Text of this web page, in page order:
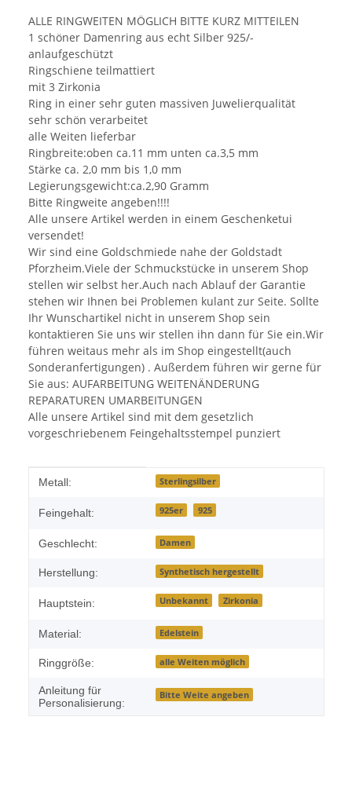
ALLE RINGWEITEN MÖGLICH BITTE KURZ MITTEILEN
1 schöner Damenring aus echt Silber 925/-
anlaufgeschützt
Ringschiene teilmattiert
mit 3 Zirkonia
Ring in einer sehr guten massiven Juwelierqualität
sehr schön verarbeitet
alle Weiten lieferbar
Ringbreite:oben ca.11 mm unten ca.3,5 mm
Stärke ca. 2,0 mm bis 1,0 mm
Legierungsgewicht:ca.2,90 Gramm
Bitte Ringweite angeben!!!!
Alle unsere Artikel werden in einem Geschenketui
versendet!
Wir sind eine Goldschmiede nahe der Goldstadt
Pforzheim.Viele der Schmuckstücke in unserem Shop
stellen wir selbst her.Auch nach Ablauf der Garantie
stehen wir Ihnen bei Problemen kulant zur Seite. Sollte
Ihr Wunschartikel nicht in unserem Shop sein
kontaktieren Sie uns wir stellen ihn dann für Sie ein.Wir
führen weitaus mehr als im Shop eingestellt(auch
Sonderanfertigungen) . Außerdem führen wir gerne für
Sie aus: AUFARBEITUNG WEITENÄNDERUNG
REPARATUREN UMARBEITUNGEN
Alle unsere Artikel sind mit dem gesetzlich
vorgeschriebenem Feingehaltsstempel punziert
Produkteigenschaft
Wert
Metall: Sterlingsilber
Feingehalt: 925er 925
Geschlecht: Damen
Herstellung: Synthetisch hergestellt
Hauptstein: Unbekannt Zirkonia
Material: Edelstein
Ringgröße: alle Weiten möglich
Anleitung für
Personalisierung:
Bitte Weite angeben